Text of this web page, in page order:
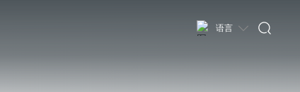
语言